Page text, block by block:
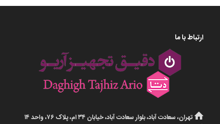
ارتباط با ما
تهران، سعادت آباد، بلوار سعادت آباد، خیابان ۳۴ ام، پلاک ۷۶، واحد ۱۴